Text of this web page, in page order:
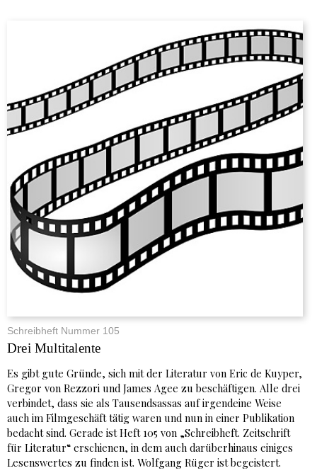
Schreibheft Nummer 105
Drei Multitalente
Es gibt gute Gründe, sich mit der Literatur von Eric de Kuyper,
Gregor von Rezzori und James Agee zu beschäftigen. Alle drei
verbindet, dass sie als Tausendsassas auf irgendeine Weise
auch im Filmgeschäft tätig waren und nun in einer Publikation
bedacht sind. Gerade ist Heft 105 von „Schreibheft. Zeitschrift
für Literatur“ erschienen, in dem auch darüberhinaus einiges
Lesenswertes zu finden ist. Wolfgang Rüger ist begeistert.